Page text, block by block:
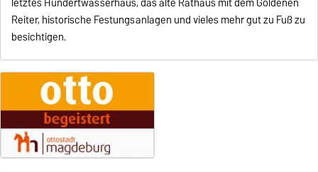
Reiter, historische Festungsanlagen und vieles mehr gut zu Fuß zu
besichtigen.